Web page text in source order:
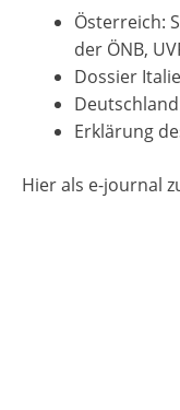
Österreich:
der ÖNB,
Dossier
Erklärung
Hier als e-journal